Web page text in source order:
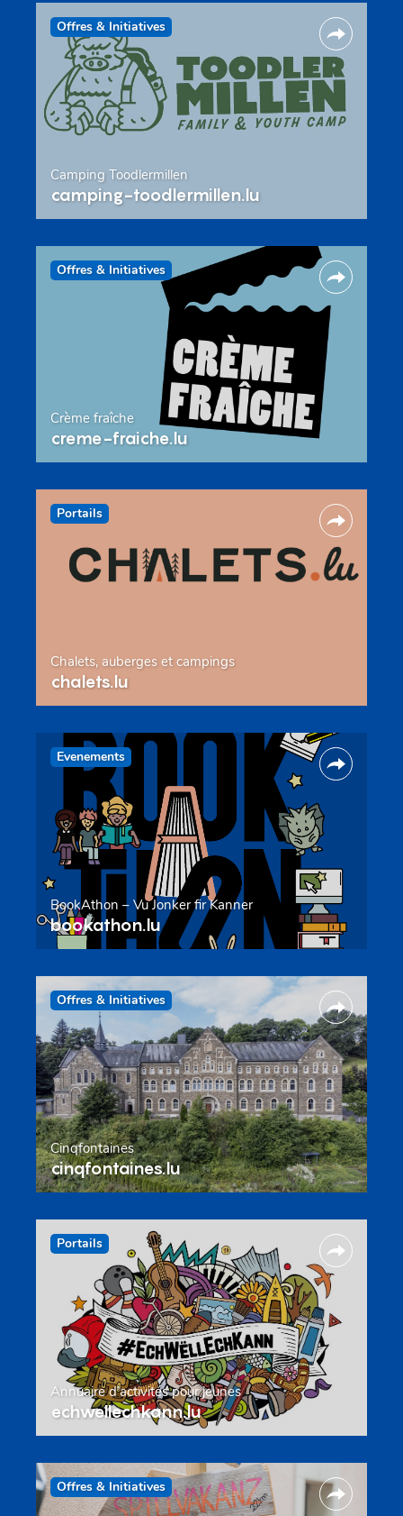
Offres & Initiatives
Camping Toodlermillen
camping-toodlermillen.lu
Offres & Initiatives
Crème fraîche
creme-fraiche.lu
Portails
Chalets, auberges et campings
chalets.lu
Evenements
BookAthon – Vu Jonker fir Kanner
bookathon.lu
Offres & Initiatives
Cinqfontaines
cinqfontaines.lu
Portails
Annuaire d’activités pour jeunes
echwellechkann.lu
Offres & Initiatives